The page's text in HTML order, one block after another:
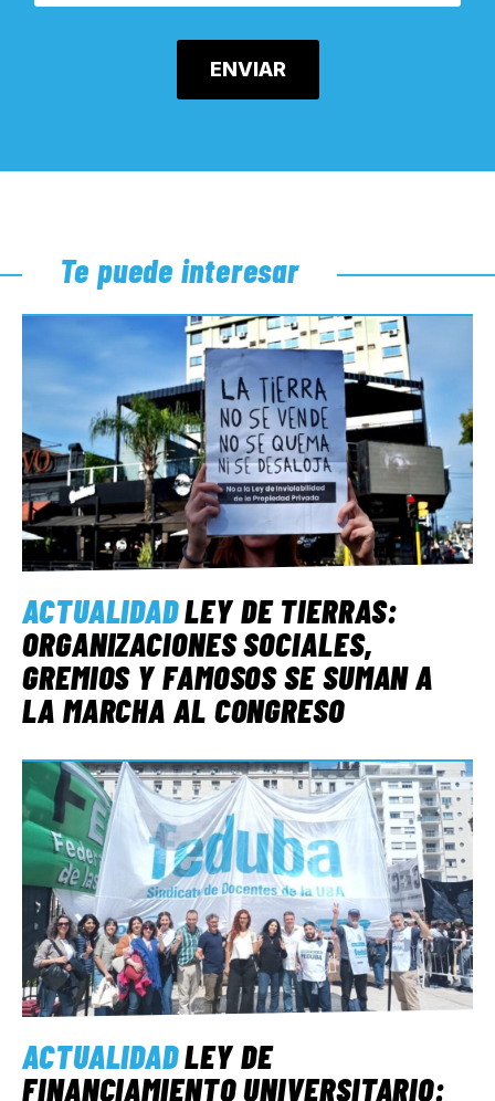
Te puede interesar
ACTUALIDADLEY DE TIERRAS:
ORGANIZACIONES SOCIALES,
GREMIOS Y FAMOSOS SE SUMAN A
LA MARCHA AL CONGRESO
ACTUALIDADLEY DE
FINANCIAMIENTO UNIVERSITARIO: